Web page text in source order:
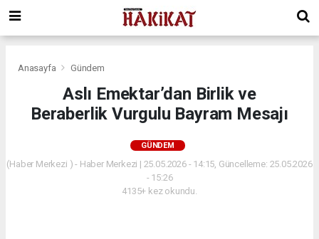
Anasayfa Gündem
Aslı Emektar’dan Birlik ve
Beraberlik Vurgulu Bayram Mesajı
GÜNDEM
(Haber Merkezi ) - Haber Merkezi | 25.05.2026 - 14:15, Güncelleme: 25.05.2026
- 15:26
4135+ kez okundu.